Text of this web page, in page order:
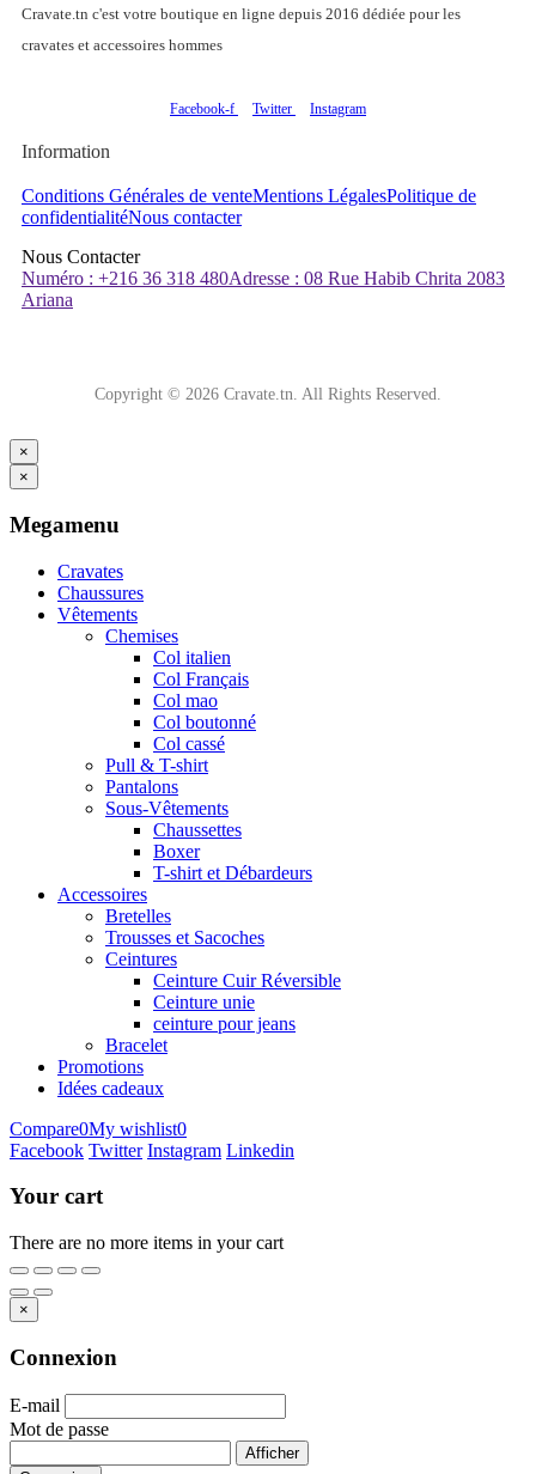
Cravate.tn c'est votre boutique en ligne depuis 2016 dédiée pour les
cravates et accessoires hommes
Facebook-f Twitter Instagram
Information
Conditions Générales de venteMentions LégalesPolitique de
confidentialitéNous contacter
Nous Contacter
Numéro : +216 36 318 480Adresse : 08 Rue Habib Chrita 2083
Ariana
Copyright © 2026 Cravate.tn. All Rights Reserved.
×
×
Megamenu
Cravates
Chaussures
Vêtements
Chemises
Col italien
Col Français
Col mao
Col boutonné
Col cassé
Pull & T-shirt
Pantalons
Sous-Vêtements
Chaussettes
Boxer
T-shirt et Débardeurs
Accessoires
Bretelles
Trousses et Sacoches
Ceintures
Ceinture Cuir Réversible
Ceinture unie
ceinture pour jeans
Bracelet
Promotions
Idées cadeaux
Compare0My wishlist0
Facebook Twitter Instagram Linkedin
Your cart
There are no more items in your cart
×
Connexion
E-mail
Mot de passe
Afficher